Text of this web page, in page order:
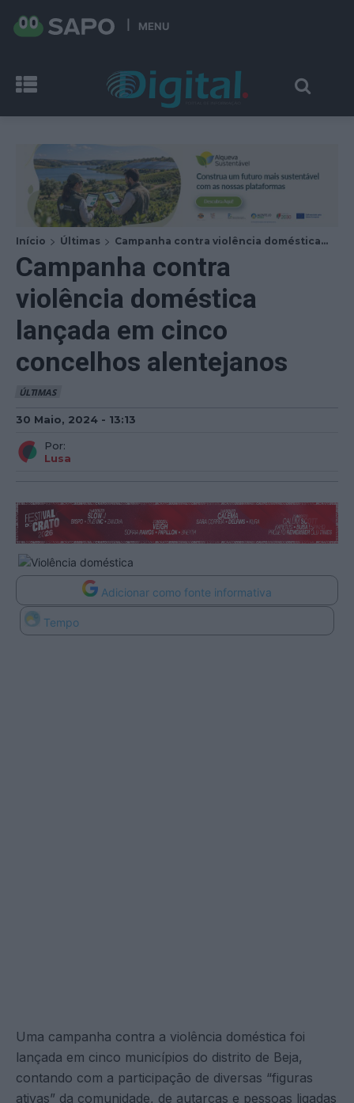
MENU
Início Últimas Campanha contra violência doméstica...
Campanha contra
violência doméstica
lançada em cinco
concelhos alentejanos
ÚLTIMAS
30 Maio, 2024 - 13:13
Por:
Lusa
Adicionar como fonte informativa
Tempo
Uma campanha contra a violência doméstica foi
lançada em cinco municípios do distrito de Beja,
contando com a participação de diversas “figuras
ativas” da comunidade, de autarcas e pessoas ligadas